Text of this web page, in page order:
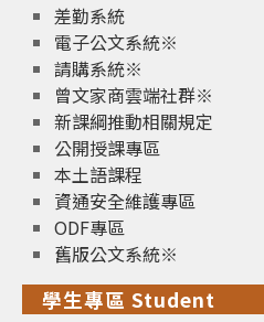
差勤系統
電子公文系統※
請購系統※
曾文家商雲端社群※
新課綱推動相關規定
公開授課專區
本土語課程
資通安全維護專區
ODF專區
舊版公文系統※
學生專區 Student